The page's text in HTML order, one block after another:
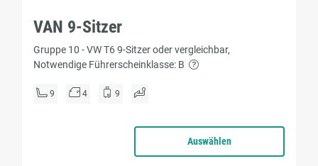
VAN 9-Sitzer
Gruppe 10 - VW T6 9-Sitzer oder vergleichbar,
Notwendige Führerscheinklasse: B
9 4 9
Auswählen